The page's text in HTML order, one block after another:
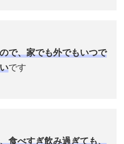
で、家でも外でもいつで
です
食べすぎ飲み過ぎても、